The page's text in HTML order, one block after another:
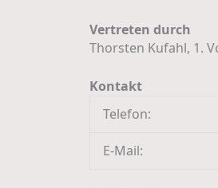
Vertreten durch
Thorsten Kufahl, 1.
Kontakt
Telefon:
E-Mail: